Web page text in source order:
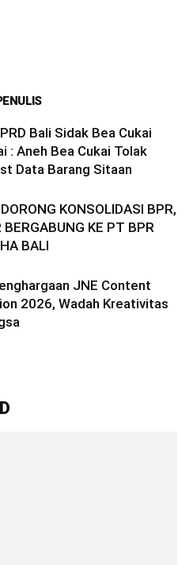
Bali Sidak Bea Cukai
: Aneh Bea Cukai Tolak
Data Barang Sitaan
KONSOLIDASI BPR,
BERGABUNG KE PT BPR
BALI
JNE Content
2026, Wadah Kreativitas